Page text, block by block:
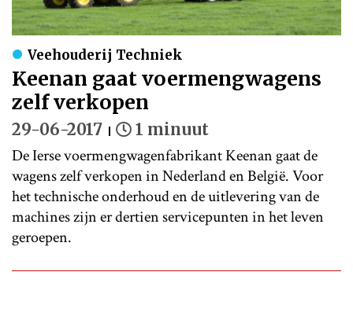
Veehouderij Techniek
Keenan gaat voermengwagens
zelf verkopen
29-06-2017 1 minuut
De Ierse voermengwagenfabrikant Keenan gaat de
wagens zelf verkopen in Nederland en België. Voor
het technische onderhoud en de uitlevering van de
machines zijn er dertien servicepunten in het leven
geroepen.